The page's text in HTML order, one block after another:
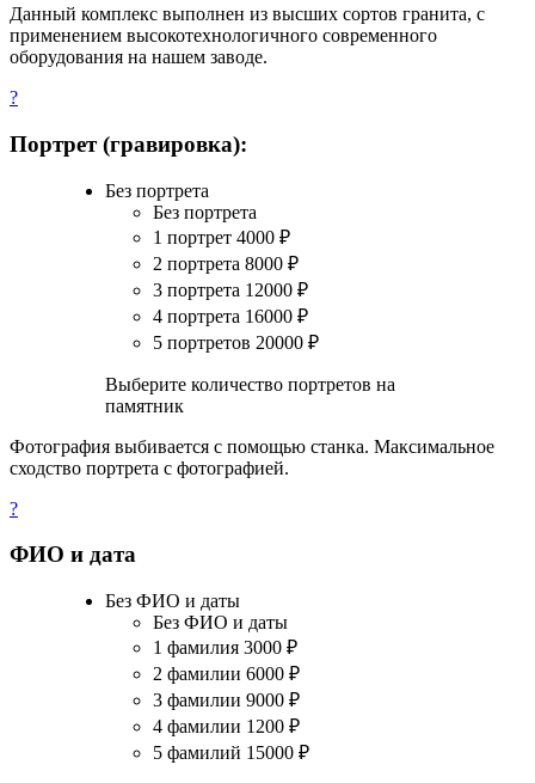
Данный комплекс выполнен из высших сортов гранита, с
применением высокотехнологичного современного
оборудования на нашем заводе.
?
Портрет (гравировка):
Без портрета
Без портрета
1 портрет 4000 ₽
2 портрета 8000 ₽
3 портрета 12000 ₽
4 портрета 16000 ₽
5 портретов 20000 ₽
Выберите количество портретов на
памятник
Фотография выбивается с помощью станка. Максимальное
сходство портрета с фотографией.
?
ФИО и дата
Без ФИО и даты
Без ФИО и даты
1 фамилия 3000 ₽
2 фамилии 6000 ₽
3 фамилии 9000 ₽
4 фамилии 1200 ₽
5 фамилий 15000 ₽